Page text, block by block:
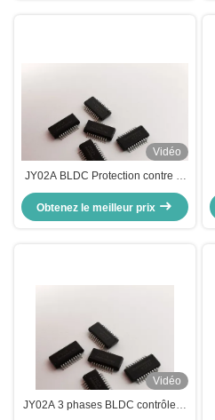
Vidéo
JY02A BLDC Protection contre le
blocage du pilote de moteur IC
avec le contrôleur de moteur IC de
circuit périphérique simple
Obtenez le meilleur prix
Vidéo
JY02A 3 phases BLDC contrôleur